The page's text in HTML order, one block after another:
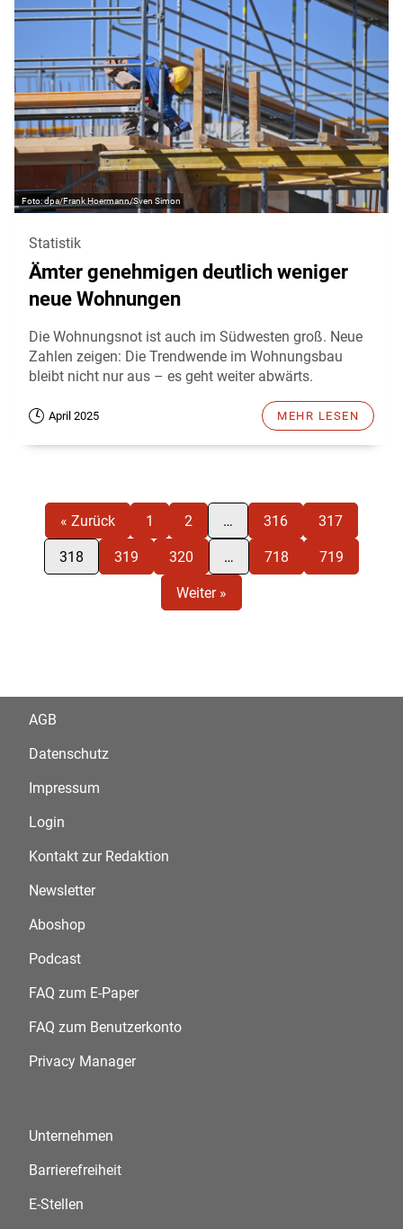
dpa/Frank Hoermann/Sven Simon
Statistik
Ämter genehmigen deutlich weniger
neue Wohnungen
Die Wohnungsnot ist auch im Südwesten groß. Neue
Zahlen zeigen: Die Trendwende im Wohnungsbau
bleibt nicht nur aus – es geht weiter abwärts.
April 2025 MEHR LESEN
« Zurück 1 2 … 316 317
318 319 320 … 718 719
Weiter »
AGB
Datenschutz
Impressum
Login
Kontakt zur Redaktion
Newsletter
Aboshop
Podcast
FAQ zum E-Paper
FAQ zum Benutzerkonto
Privacy Manager
Unternehmen
Barrierefreiheit
E-Stellen